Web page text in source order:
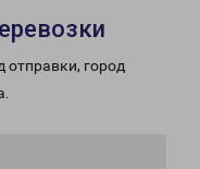
отправки, город